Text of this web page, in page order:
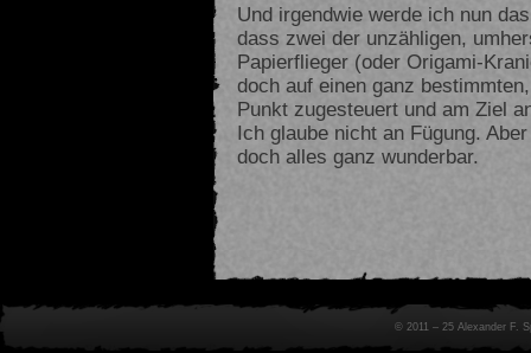
Und irgendwie werde ich nun
dass zwei der unzähligen,
Papierflieger (oder Origami-
doch auf einen ganz
Punkt zugesteuert und am Ziel
Ich glaube nicht an Fügung.
doch alles ganz wunderbar.
© 2011 – 25 Alexander F.